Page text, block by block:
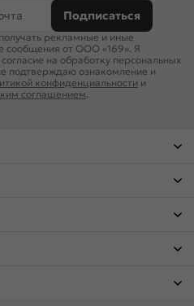
Подписаться
рекламные и иные
сообщения от ООО «169». Я
на обработку персональных
подтверждаю ознакомление и
конфиденциальности и
соглашением.